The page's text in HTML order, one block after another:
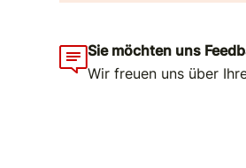
Sie möchten uns
Wir freuen uns über